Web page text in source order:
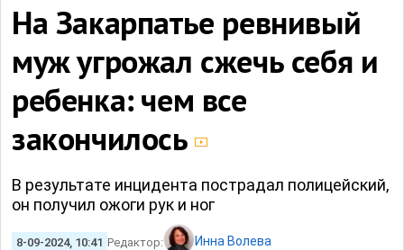
На Закарпатье ревнивый
муж угрожал сжечь себя и
ребенка: чем все
закончилось
В результате инцидента пострадал полицейский,
он получил ожоги рук и ног
8-09-2024, 10:41 Редактор: Инна Волева